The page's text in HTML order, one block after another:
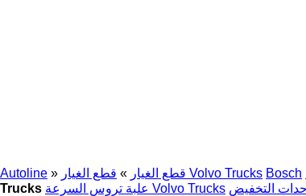
Autoline » قطع الغيار » قطع الغيار Volvo Trucks Bosch
Trucks
علبة تروس السرعة Volvo Trucks